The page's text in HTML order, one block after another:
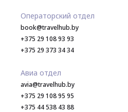
Операторский отдел
book@travelhub.by
+375 29 108 93 93
+375 29 373 34 34
Авиа отдел
avia@travelhub.by
+375 29 108 95 95
+375 44 538 43 88